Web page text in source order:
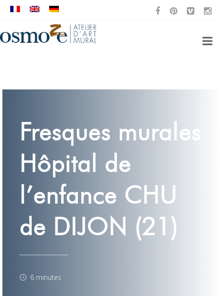
Fresques murales
Hôpital de
l’enfance CHU
de DIJON (21)
6 minutes